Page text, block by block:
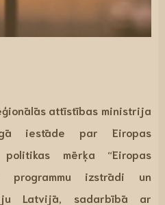
attīstības ministrija
iestāde par Eiropas
mērķa “Eiropas
programmu izstrādi un
Latvijā, sadarbībā ar